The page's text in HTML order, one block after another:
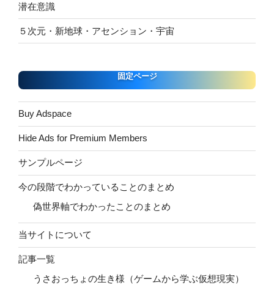
潜在意識
５次元・新地球・アセンション・宇宙
固定ページ
Buy Adspace
Hide Ads for Premium Members
サンプルページ
今の段階でわかっていることのまとめ
偽世界軸でわかったことのまとめ
当サイトについて
記事一覧
うさおっちょの生き様（ゲームから学ぶ仮想現実）